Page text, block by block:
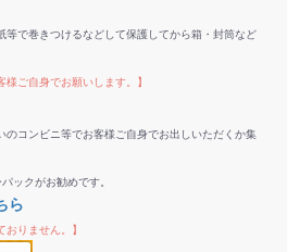
等で巻きつけるなどして保護してから箱・封筒など
様ご自身でお願いします。】
のコンビニ等でお客様ご自身でお出しいただくか集
ックがお勧めです。
ら
おりません。】